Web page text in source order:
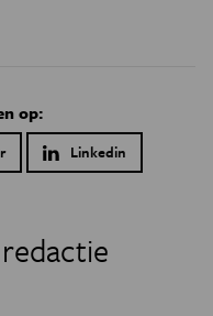
op:
Linkedin